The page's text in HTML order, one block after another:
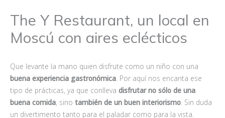
The Y Restaurant, un local en
Moscú con aires eclécticos
Que levante la mano quien disfrute como un niño con una
buena experiencia gastronómica . Por aquí nos encanta ese
tipo de prácticas, ya que conlleva disfrutar no sólo de una
buena comida, sino también de un buen interiorismo . Sin duda
un divertimento tanto para el paladar como para la vista.